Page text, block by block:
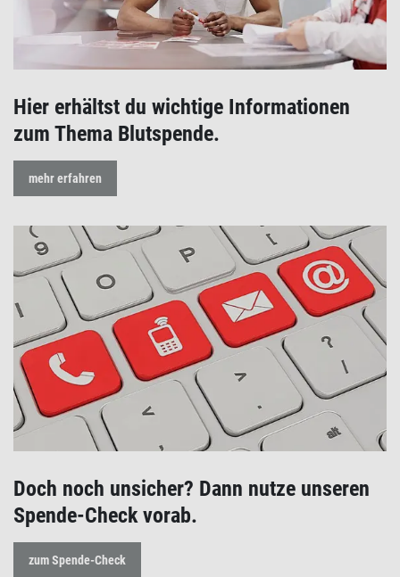
Hier erhältst du wichtige Informationen
zum Thema Blutspende.
mehr erfahren
Doch noch unsicher? Dann nutze unseren
Spende-Check vorab.
zum Spende-Check